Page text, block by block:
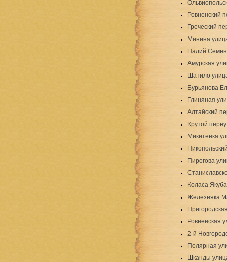
Ровненский
Греческий
Минина
Палий
Амурская
Шатило
Бурьянова
Глиняная
Алтайский
Крутой
Микитенка
Пирогова
Коласа
Железняка
Ровненская
2-й
Полярная
Шканды